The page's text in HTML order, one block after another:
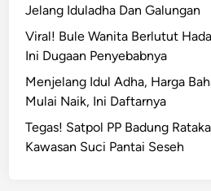
Jelang Iduladha Dan Galungan
Viral! Bule Wanita Berlutut
Ini Dugaan Penyebabnya
Menjelang Idul Adha, Harga
Mulai Naik, Ini Daftarnya
Tegas! Satpol PP Badung
Kawasan Suci Pantai Seseh